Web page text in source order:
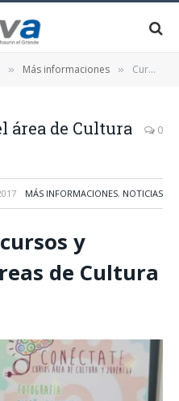
» Más informaciones » Cursos y talleres del área de Cultura y Juventud
área de Cultura
0
MÁS INFORMACIONES, NOTICIAS
y
de Cultura